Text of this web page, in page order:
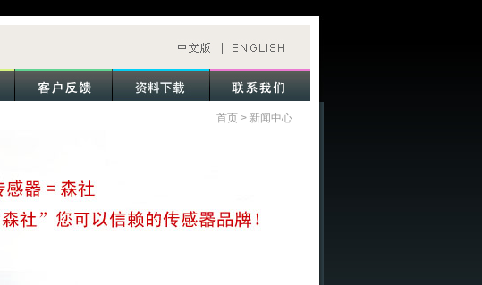
首页 > 新闻中心